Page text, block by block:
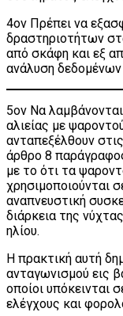
4ον Πρέπει να
δραστηριοτήτων
από σκάφη και εξ
ανάλυση δεδομένων
5ον Να
αλιείας με
ανταπεξέλθουν
άρθρο 8
με το ότι τα
χρησιμοποιούνται
αναπνευστική
διάρκεια της
ηλίου.
Η πρακτική αυτή
ανταγωνισμού εις
οποίοι υπόκεινται
ελέγχους και